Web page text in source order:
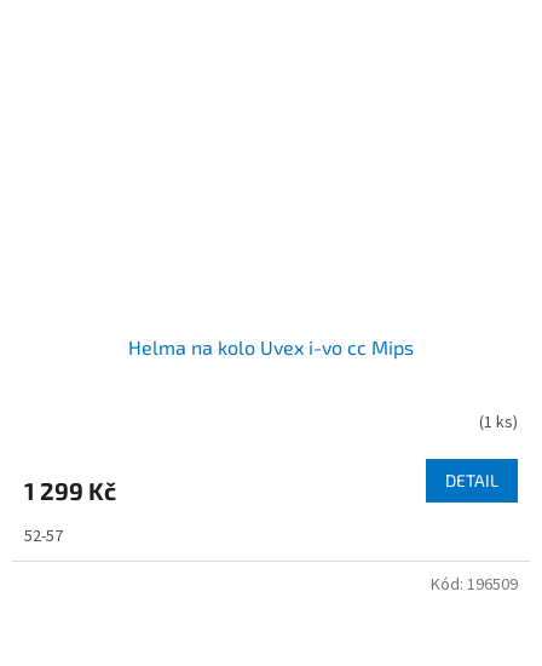
Helma na kolo Uvex i-vo cc Mips
(1 ks)
1 299 Kč DETAIL
52-57
Kód: 196509